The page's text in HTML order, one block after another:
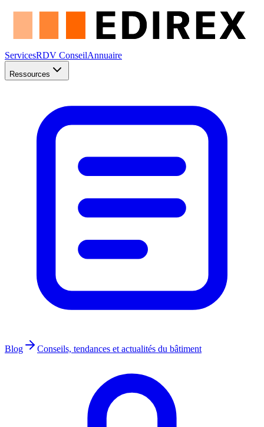
ServicesRDV ConseilAnnuaire
Ressources
Blog Conseils, tendances et actualités du bâtiment